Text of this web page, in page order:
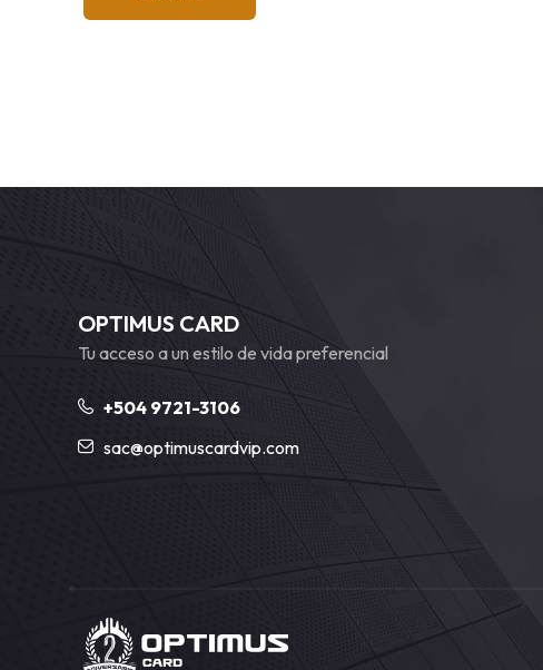
OPTIMUS CARD
Tu acceso a un estilo de vida preferencial
+504 9721-3106
sac@optimuscardvip.com